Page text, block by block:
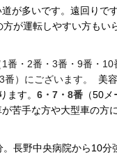
が多いです。遠回りで
が運転しやすい方もい
番・2番・3番・9番・10
番）にございます。
美
ます。 6・7・8番 （50
苦手な方や大型車の方
長野中央病院から10分